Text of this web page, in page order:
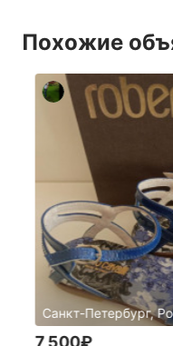
Похожие
Санкт-Петербург,
7 500₽